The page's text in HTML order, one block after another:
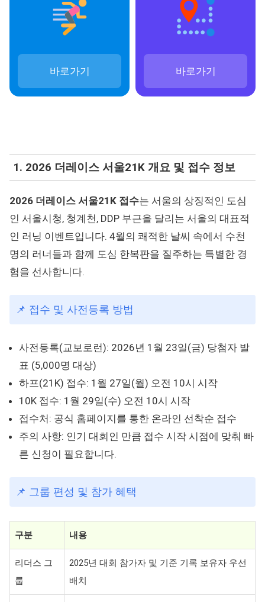
바로가기 바로가기
1. 2026 더레이스 서울21K 개요 및 접수 정보
2026 더레이스 서울21K 접수는 서울의 상징적인 도심
인 서울시청, 청계천, DDP 부근을 달리는 서울의 대표적
인 러닝 이벤트입니다. 4월의 쾌적한 날씨 속에서 수천
명의 러너들과 함께 도심 한복판을 질주하는 특별한 경
험을 선사합니다.
📌 접수 및 사전등록 방법
사전등록(교보로런): 2026년 1월 23일(금) 당첨자 발
표 (5,000명 대상)
하프(21K) 접수: 1월 27일(월) 오전 10시 시작
10K 접수: 1월 29일(수) 오전 10시 시작
접수처: 공식 홈페이지를 통한 온라인 선착순 접수
주의 사항: 인기 대회인 만큼 접수 시작 시점에 맞춰 빠
른 신청이 필요합니다.
📌 그룹 편성 및 참가 혜택
구분 내용
리더스 그
룹
2025년 대회 참가자 및 기준 기록 보유자 우선
배치